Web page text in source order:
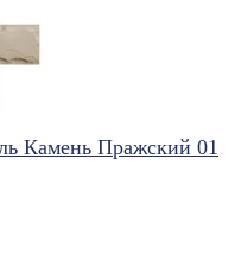
Камень Пражский 01